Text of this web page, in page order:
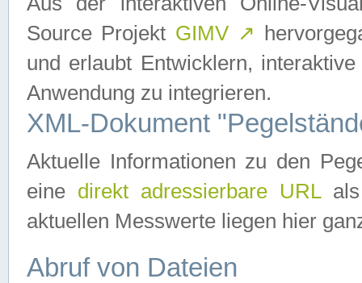
Source Projekt GIMV ↗
und erlaubt Entwicklern,
Anwendung zu integrieren.
XML-Dokument
Aktuelle Informationen zu den
eine direkt adressierbare URLals
aktuellen Messwerte liegen hier
Abruf von Dateien